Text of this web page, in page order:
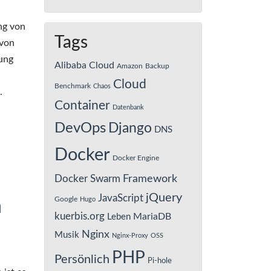
von
Tags
Alibaba Cloud Amazon Backup
Benchmark Chaos Cloud
Container Datenbank
DevOps Django DNS
Docker Docker Engine
Docker Swarm Framework
Google Hugo JavaScript jQuery
kuerbis.org Leben MariaDB
Musik Nginx Nginx-Proxy OSS
Persönlich PHP Pi-hole